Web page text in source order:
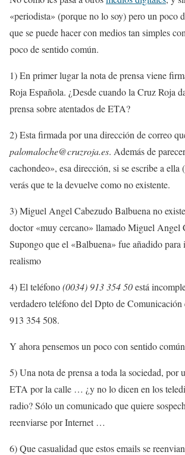
«periodista» (porque no lo soy) pero un poco
que se puede hacer con medios tan simples
poco de sentido común.
1) En primer lugar la nota de prensa viene
Roja Española. ¿Desde cuando la Cruz Roja
prensa sobre atentados de ETA?
2) Esta firmada por una dirección de correo
palomaloche@cruzroja.es. Además de
cachondeo», esa dirección, si se escribe a ella
verás que te la devuelve como no existente.
3) Miguel Angel Cabezudo Balbuena no
doctor «muy cercano» llamado Miguel Angel
Supongo que el «Balbuena» fue añadido para
realismo
4) El teléfono(0034) 913 354 50está
verdadero teléfono del Dpto de Comunicación
913 354 508.
Y ahora pensemos un poco con sentido
5) Una nota de prensa a toda la sociedad, por
ETA por la calle … ¿y no lo dicen en los
radio? Sólo un comunicado que quiere
reenviarse por Internet …
6) Que casualidad que estos emails se